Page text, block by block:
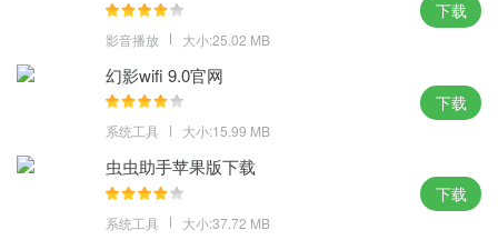
4、上传和保存文件和联系人数据，修改刷新率，最大程度简化系统
的安装步骤和操作，系统的响应速度更快。
win10专业纯净原版体验点评：
迫不及待的体验，带给用户们更加虔诚的表现，win10专业纯净原
版，温柔的系统，你的电脑世界是不是新打开了一样。
MD5：50C916285AAAH22BCD0C346A34CB0E4A
SHA1：37CFA81D37D56B668E37C39S395916ME78D8D733
影音播放 大小:25.02 MB
下载
幻影wifi 9.0官网
系统工具 大小:15.99 MB
下载
虫虫助手苹果版下载
系统工具 大小:37.72 MB
下载